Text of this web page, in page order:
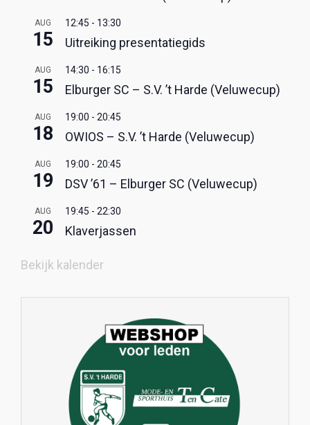
AUG
15
12:45 - 13:30
Uitreiking presentatiegids
AUG
15
14:30 - 16:15
Elburger SC – S.V. ’t Harde (Veluwecup)
AUG
18
19:00 - 20:45
OWIOS – S.V. ’t Harde (Veluwecup)
AUG
19
19:00 - 20:45
DSV ’61 – Elburger SC (Veluwecup)
AUG
20
19:45 - 22:30
Klaverjassen
Bekijk kalender